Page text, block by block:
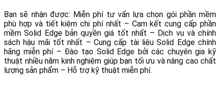
Bạn sẽ nhận được: Miễn phí tư vấn lựa chọn gói phần mềm
phù hợp và tiết kiệm chi phí nhất – Cam kết cung cấp phần
mềm Solid Edge bản quyền giá tốt nhất – Dịch vụ và chính
sách hậu mãi tốt nhất – Cung cấp tài liệu Solid Edge chính
hãng miễn phí – Đào tạo Solid Edge bởi các chuyên gia kỹ
thuật nhiều năm kinh nghiệm giúp bạn tối ưu và nâng cao chất
lượng sản phẩm – Hỗ trợ kỹ thuật miễn phí.